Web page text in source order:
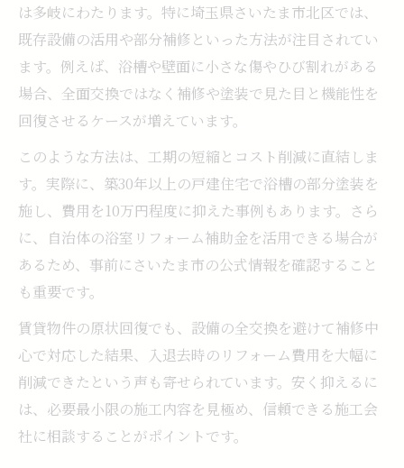
は多岐にわたります。特に埼玉県さいたま市北区では、
既存設備の活用や部分補修といった方法が注目されてい
ます。例えば、浴槽や壁面に小さな傷やひび割れがある
場合、全面交換ではなく補修や塗装で見た目と機能性を
回復させるケースが増えています。
このような方法は、工期の短縮とコスト削減に直結しま
す。実際に、築30年以上の戸建住宅で浴槽の部分塗装を
施し、費用を10万円程度に抑えた事例もあります。さら
に、自治体の浴室リフォーム補助金を活用できる場合が
あるため、事前にさいたま市の公式情報を確認すること
も重要です。
賃貸物件の原状回復でも、設備の全交換を避けて補修中
心で対応した結果、入退去時のリフォーム費用を大幅に
削減できたという声も寄せられています。安く抑えるに
は、必要最小限の施工内容を見極め、信頼できる施工会
社に相談することがポイントです。